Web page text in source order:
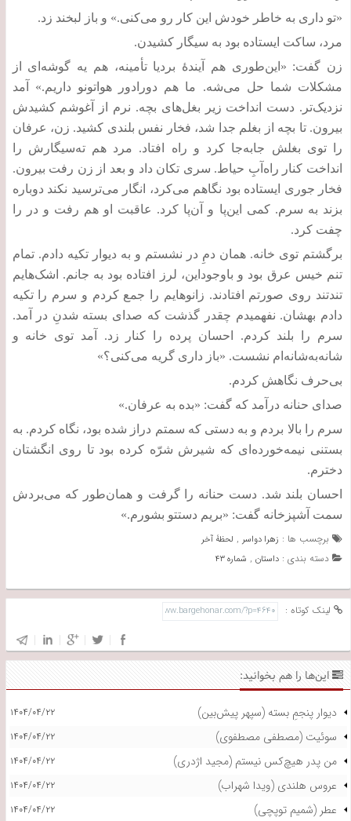
«تو داری به خاطر خودش این کار رو می‌کنی.» و باز لبخند زد.
مرد، ساکت ایستاده بود به سیگار کشیدن.
زن گفت: « این‌طوری هم آیندۀ بردیا تأمینه، هم یه گوشه‌ای از
مشکلات شما حل می‌شه. ما هم دورادور هواتونو داریم.»
آمد
نزدیک‌تر . دست انداخت زیر بغل‌های بچه. نرم از آغوشم کشیدش
بیرون.تا بچه از بغلم جدا شد، فخار نفس بلندی کشید. زن، عرفان
را توی بغلش جابه‌جا کرد و راه افتاد. مرد هم ته‌سیگارش را
انداخت کنار راه‌آبِ حیاط. سری تکان داد و بعد از زن رفت بیرون.
فخار جوری ایستاده بود نگاهم می‌کرد، انگار می‌ترسید نکند دوباره
بزند به سرم.کمی این‌پا و آن‌پا کرد. عاقبت او هم رفت و در را
چفت کرد.
برگشتم توی خانه.همان دمِ در نشستم و به دیوار تکیه دادم.تمام
تنم خیس عرق بود و باوجوداین، لرز افتاده بود به جانم.
اشک‌هایم
تندتند روی صورتم افتادند. زانوهایم را جمع کردم و سرم را تکیه
دادم بهشان. نفهمیدم چقدر گذشت که صدای بسته شدنِ در آمد.
سرم را بلند کردم. احسان پرده را کنار زد.
آمد توی خانه و
شانه‌به‌شانه‌ام نشست. «باز داری گریه می‌کنی؟»
بی‌حرف نگاهش کردم.
صدای حنانه درآمد که گفت: «بده به عرفان.»
سرم را بالا بردم و به دستی که سمتم دراز شده بود، نگاه کردم. به
بستنی نیمه‌خورده‌ای که شیرش شرّه کرده بود تا روی انگشتان
دخترم.
احسان بلند شد. دست حنانه را گرفت و همان‌طور که می‌بردش
سمت آشپزخانه گفت: «بریم دستتو بشورم.»
برچسب ها : زهرا دواسر , لحظۀ آخر
دسته بندی : داستان , شماره ۴۳
لینک کوتاه :
این‌ها را هم بخوانید:
دیوار پنجمِ بسته (سپهر پیش‌بین) ۱۴۰۴/۰۴/۲۲
سوئیت (مصطفی مصطفوی) ۱۴۰۴/۰۴/۲۲
من پدر هیچ‌کس نیستم (مجید اژدری) ۱۴۰۴/۰۴/۲۲
عروس هلندی (ویدا شهراب) ۱۴۰۴/۰۴/۲۲
عطر (شمیم توپچی) ۱۴۰۴/۰۴/۲۲